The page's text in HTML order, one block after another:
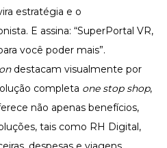
estratégia e o
E assina: “SuperPortal VR,
você poder mais”.
destacam visualmente por
completa one stop shop,
não apenas benefícios,
tais como RH Digital,